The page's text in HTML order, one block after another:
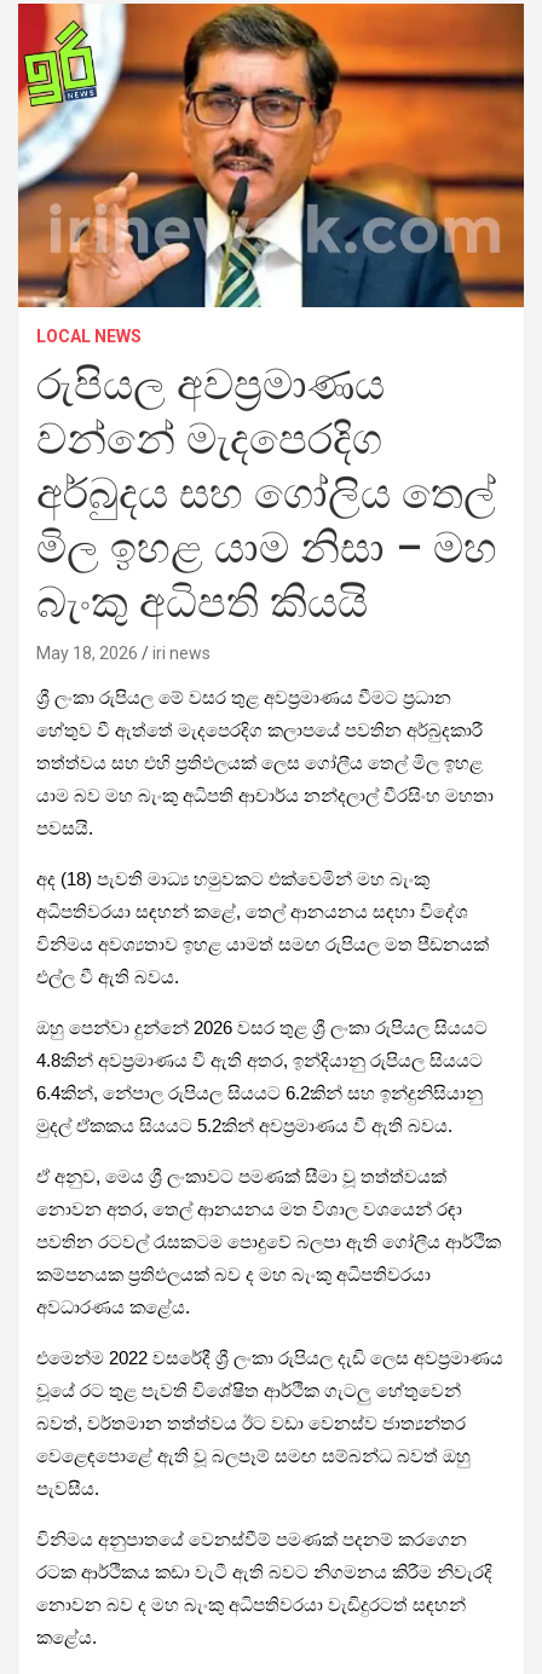
LOCAL NEWS
රුපියල අවප්‍රමාණය
වන්නේ මැදපෙරදිග
අර්බුදය සහ ගෝලිය තෙල්
මිල ඉහළ යාම නිසා – මහ
බැංකු අධිපති කියයි
May 18, 2026 iri news
ශ්‍රී ලංකා රුපියල මේ වසර තුළ අවප්‍රමාණය වීමට ප්‍රධාන
හේතුව වී ඇත්තේ මැදපෙරදිග කලාපයේ පවතින අර්බුදකාරී
තත්ත්වය සහ එහි ප්‍රතිඵලයක් ලෙස ගෝලීය තෙල් මිල ඉහළ
යාම බව මහ බැංකු අධිපති ආචාර්ය නන්දලාල් වීරසිංහ මහතා
පවසයි.
අද (18) පැවති මාධ්‍ය හමුවකට එක්වෙමින් මහ බැංකු
අධිපතිවරයා සඳහන් කළේ, තෙල් ආනයනය සඳහා විදේශ
විනිමය අවශ්‍යතාව ඉහළ යාමත් සමඟ රුපියල මත පීඩනයක්
එල්ල වී ඇති බවය.
ඔහු පෙන්වා දුන්නේ 2026 වසර තුළ ශ්‍රී ලංකා රුපියල සියයට
4.8කින් අවප්‍රමාණය වී ඇති අතර, ඉන්දියානු රුපියල සියයට
6.4කින්, නේපාල රුපියල සියයට 6.2කින් සහ ඉන්දුනිසියානු
මුදල් ඒකකය සියයට 5.2කින් අවප්‍රමාණය වී ඇති බවය.
ඒ අනුව, මෙය ශ්‍රී ලංකාවට පමණක් සීමා වූ තත්ත්වයක්
නොවන අතර, තෙල් ආනයනය මත විශාල වශයෙන් රඳා
පවතින රටවල් රැසකටම පොදුවේ බලපා ඇති ගෝලීය ආර්ථික
කම්පනයක ප්‍රතිඵලයක් බව ද මහ බැංකු අධිපතිවරයා
අවධාරණය කළේය.
එමෙන්ම 2022 වසරේදී ශ්‍රී ලංකා රුපියල දැඩි ලෙස අවප්‍රමාණය
වූයේ රට තුළ පැවති විශේෂිත ආර්ථික ගැටලු හේතුවෙන්
බවත්, වර්තමාන තත්ත්වය ඊට වඩා වෙනස්ව ජාත්‍යන්තර
වෙළෙඳපොළේ ඇති වූ බලපෑම් සමඟ සම්බන්ධ බවත් ඔහු
පැවසීය.
විනිමය අනුපාතයේ වෙනස්වීම් පමණක් පදනම් කරගෙන
රටක ආර්ථිකය කඩා වැටී ඇති බවට නිගමනය කිරීම නිවැරදි
නොවන බව ද මහ බැංකු අධිපතිවරයා වැඩිදුරටත් සඳහන්
කළේය.